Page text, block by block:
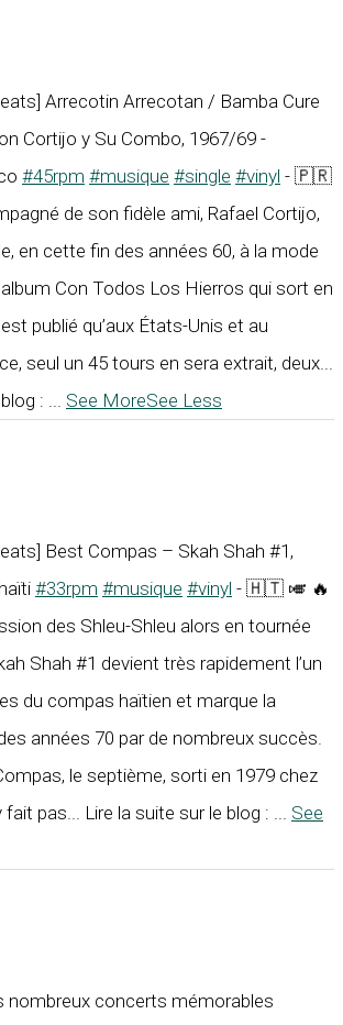
Arrecotin Arrecotan / Bamba Cure
Cortijo y Su Combo, 1967/69 -
#45rpm #musique #single #vinyl - 🇵🇷
de son fidèle ami, Rafael Cortijo,
en cette fin des années 60, à la mode
Con Todos Los Hierros qui sort en
publié qu’aux États-Unis et au
seul un 45 tours en sera extrait, deux...
:
See MoreSee Less
Best Compas – Skah Shah #1,
#33rpm #musique #vinyl - 🇭🇹 🎺 🔥
des Shleu-Shleu alors en tournée
Shah #1 devient très rapidement l’un
du compas haïtien et marque la
années 70 par de nombreux succès.
le septième, sorti en 1979 chez
fait pas... Lire la suite sur le blog :
See
nombreux concerts mémorables